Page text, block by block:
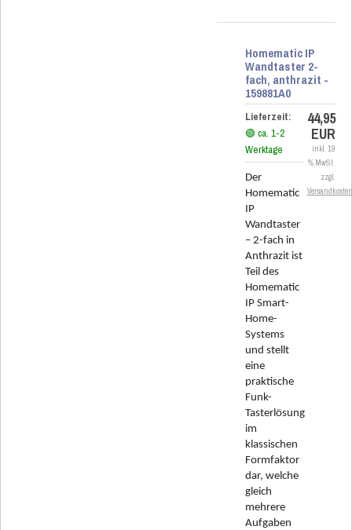
Homematic IP
Wandtaster 2-
fach, anthrazit -
159881A0
Lieferzeit:
🟢 ca. 1-2
Werktage
Der
Homematic
IP
Wandtaster
– 2-fach in
Anthrazit ist
Teil des
Homematic
IP Smart-
Home-
Systems
und stellt
eine
praktische
Funk-
Tasterlösung
im
klassischen
Formfaktor
dar, welche
gleich
mehrere
Aufgaben
44,95
EUR
inkl. 19
% MwSt.
zzgl.
Versandkosten